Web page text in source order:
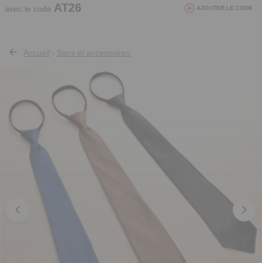
avec le code AT26 AJOUTER LE CODE
Accueil Sacs et accessoires